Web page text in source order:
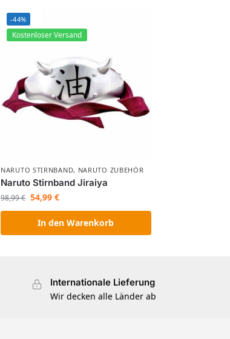
-44%
Kostenloser Versand
NARUTO STIRNBAND, NARUTO ZUBEHÖR​
Naruto Stirnband Jiraiya
98,99€ 54,99€
In den Warenkorb
Internationale Lieferung
Wir decken alle Länder ab